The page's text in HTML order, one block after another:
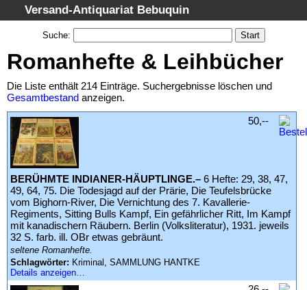
Versand-Antiquariat Bebuquin
Startseite
Suche
Schlagwörter
Suchergebnisse
Warenkorb
AGB
Widerruf
Datenschutz
Impressum
Suche:
Romanhefte & Leihbücher
Die Liste enthält 214 Einträge. Suchergebnisse löschen und
Gesamtbestand anzeigen.
BERÜHMTE INDIANER-HÄUPTLINGE.– 6 Hefte: 29, 38, 47,
49, 64, 75. Die Todesjagd auf der Prärie, Die Teufelsbrücke
vom Bighorn-River, Die Vernichtung des 7. Kavallerie-
Regiments, Sitting Bulls Kampf, Ein gefährlicher Ritt, Im Kampf
mit kanadischern Räubern. Berlin (Volksliteratur), 1931. jeweils
32 S. farb. ill. OBr etwas gebräunt.
seltene Romanhefte.
Schlagwörter: Kriminal, SAMMLUNG HANTKE
Details anzeigen…
50,--